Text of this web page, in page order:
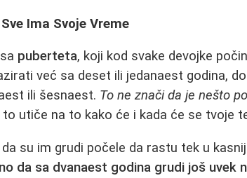
Ima Svoje Vreme
puberteta, koji kod svake devojke
već sa deset ili jedanaest godina,
ili šesnaest. To ne znači da je nešto
utiče na to kako će i kada će se tvoje
su im grudi počele da rastu tek u
da sa dvanaest godina grudi još uvek